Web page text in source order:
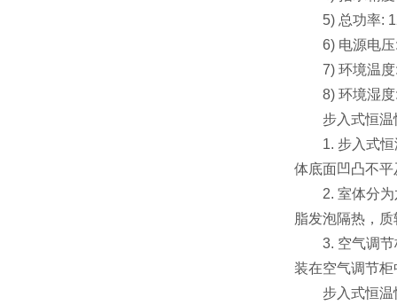
5) 总功率:
6) 电源电压:
7) 环境温度:
8) 环境湿度:
步入式恒温
1. 步入式恒温
体底面凹凸不
2. 室体分为六
脂发泡隔热，
3. 空气调节柜
装在空气调节柜
步入式恒温